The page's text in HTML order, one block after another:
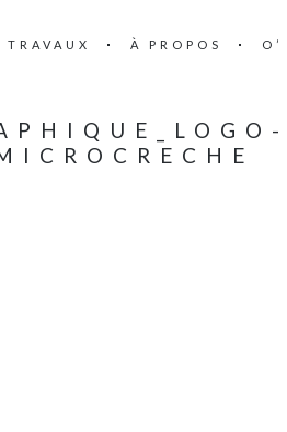
TRAVAUX À PROPOS